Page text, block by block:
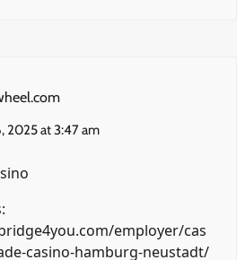
2025 at 3:47 am
employer/cas
casino-hamburg-neustadt/